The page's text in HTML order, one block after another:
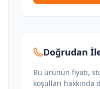
Doğrudan
Bu ürünün fiyatı,
koşulları